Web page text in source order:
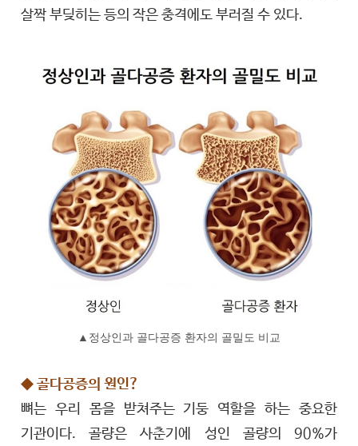
살짝 부딪히는 등의 작은 충격에도 부러질 수 있다.
▲정상인과 골다공증 환자의 골밀도 비교
◆ 골다공증의 원인?
뼈는 우리 몸을 받쳐주는 기둥 역할을 하는 중요한
기관이다. 골량은 사춘기에 성인 골량의 90%가